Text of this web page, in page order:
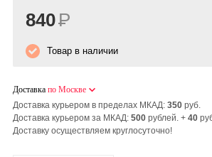
840Р
Товар в наличии
Доставка по Москве
Доставка курьером в пределах МКАД: 350 руб.
Доставка курьером за МКАД: 500 рублей. + 40
Доставку осуществляем круглосуточно!